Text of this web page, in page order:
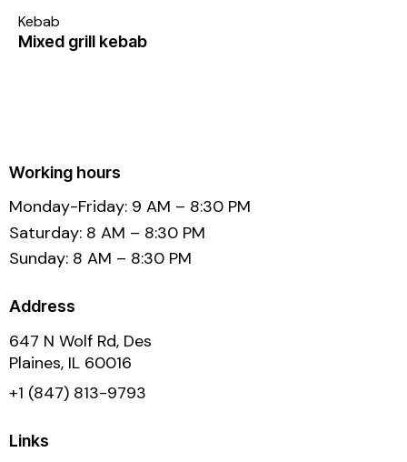
Kebab
Mixed grill kebab
Working hours
Monday-Friday: 9 AM – 8:30 PM
Saturday: 8 AM – 8:30 PM
Sunday: 8 AM – 8:30 PM
Address
647 N Wolf Rd, Des
Plaines, IL 60016
+1 (847) 813-9793
Links